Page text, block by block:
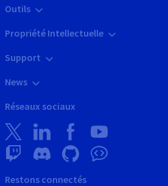
Outils
Propriété Intellectuelle
Support
News
Réseaux sociaux
Restons connectés